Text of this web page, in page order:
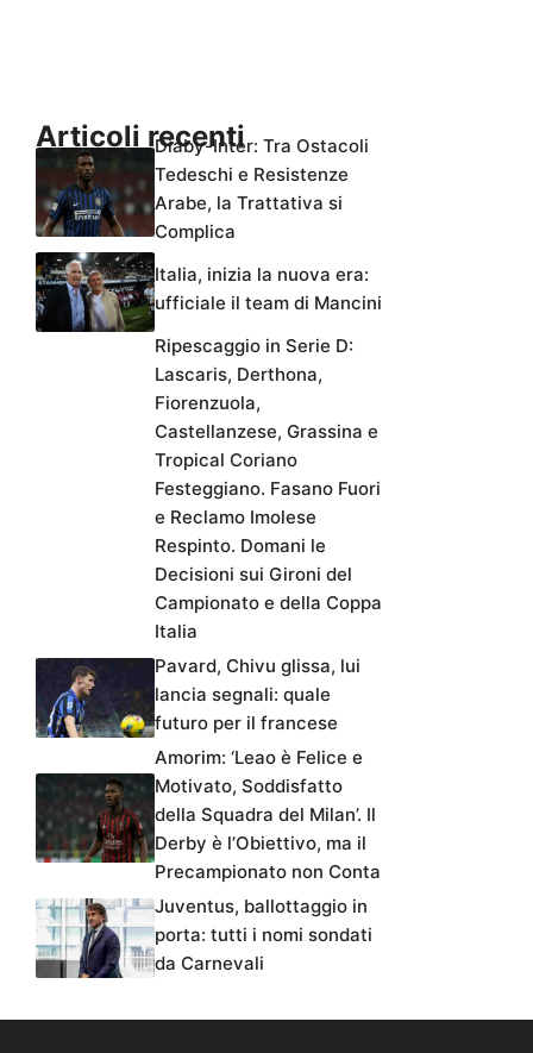
Articoli recentiDiaby-Inter: Tra Ostacoli
Tedeschi e Resistenze
Arabe, la Trattativa si
Complica
Italia, inizia la nuova era:
ufficiale il team di Mancini
Ripescaggio in Serie D:
Lascaris, Derthona,
Fiorenzuola,
Castellanzese, Grassina e
Tropical Coriano
Festeggiano. Fasano Fuori
e Reclamo Imolese
Respinto. Domani le
Decisioni sui Gironi del
Campionato e della Coppa
Italia
Pavard, Chivu glissa, lui
lancia segnali: quale
futuro per il francese
Amorim: ‘Leao è Felice e
Motivato, Soddisfatto
della Squadra del Milan’. Il
Derby è l’Obiettivo, ma il
Precampionato non Conta
Juventus, ballottaggio in
porta: tutti i nomi sondati
da Carnevali